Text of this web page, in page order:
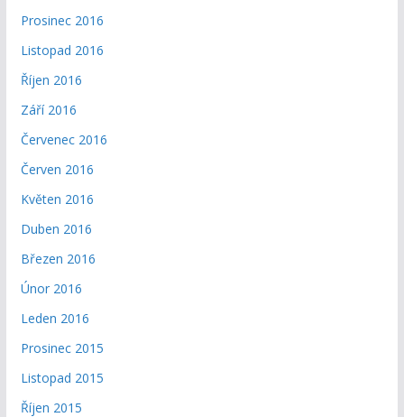
Prosinec 2016
Listopad 2016
Říjen 2016
Září 2016
Červenec 2016
Červen 2016
Květen 2016
Duben 2016
Březen 2016
Únor 2016
Leden 2016
Prosinec 2015
Listopad 2015
Říjen 2015